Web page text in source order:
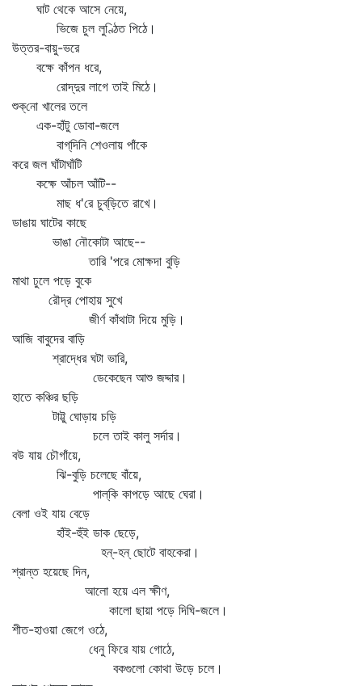
ঘাট থেকে আসে নেয়ে,
ভিজে চুল লুণ্ঠিত পিঠে।
উত্তর-বায়ু-ভরে
বক্ষে কাঁপন ধরে,
রোদ্‌দুর লাগে তাই মিঠে।
শুক্‌নো খালের তলে
এক-হাঁটু ডোবা-জলে
বাগ্‌দিনি শেওলায় পাঁকে
করে জল ঘাঁটাঘাঁটি
কক্ষে আঁচল আঁটি--
মাছ ধ'রে চুব্‌ড়িতে রাখে।
ডাঙায় ঘাটের কাছে
ভাঙা নৌকোটা আছে--
তারি 'পরে মোক্ষদা বুড়ি
মাথা ঢুলে পড়ে বুকে
রৌদ্র পোহায় সুখে
জীর্ণ কাঁথাটা দিয়ে মুড়ি।
আজি বাবুদের বাড়ি
শ্রাদ্ধের ঘটা ভারি,
ডেকেছেন আশু জদ্দার।
হাতে কঞ্চির ছড়ি
টাট্টু ঘোড়ায় চড়ি
চলে তাই কালু সর্দার।
বউ যায় চৌগাঁয়ে,
ঝি-বুড়ি চলেছে বাঁয়ে,
পাল্‌কি কাপড়ে আছে ঘেরা।
বেলা ওই যায় বেড়ে
হাঁই-হুঁই ডাক ছেড়ে,
হন্‌-হন্‌ ছোটে বাহকেরা।
শ্রান্ত হয়েছে দিন,
আলো হয়ে এল ক্ষীণ,
কালো ছায়া পড়ে দিঘি-জলে।
শীত-হাওয়া জেগে ওঠে,
ধেনু ফিরে যায় গোঠে,
বকগুলো কোথা উড়ে চলে।